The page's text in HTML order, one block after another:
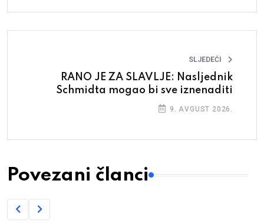
SLJEDEĆI
RANO JE ZA SLAVLJE: Nasljednik
Schmidta mogao bi sve iznenaditi
9. AVGUST 2026.
Povezani članci